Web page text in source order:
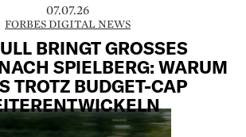
07.07.26
FORBES DIGITAL NEWS
BRINGT GROSSES U
SPIELBERG: WARUM T
BUDGET-CAP W